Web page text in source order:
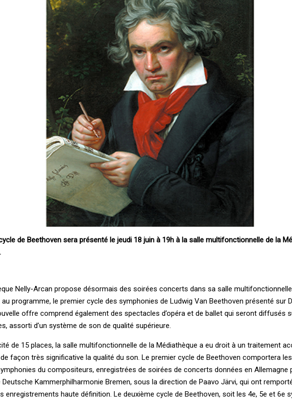
de Beethoven sera présenté le jeudi 18 juin à 19h à la salle multifonctionnelle de la
Nelly-Arcan propose désormais des soirées concerts dans sa salle
programme, le premier cycle des symphonies de Ludwig Van Beethoven présenté sur
offre comprend également des spectacles d’opéra et de ballet qui seront diffusés
assorti d’un système de son de qualité supérieure.
de 15 places, la salle multifonctionnelle de la Médiathèque a eu droit à un traitement
façon très significative la qualité du son. Le premier cycle de Beethoven comportera
du compositeurs, enregistrées de soirées de concerts données en Allemagne
Deutsche Kammerphilharmonie Bremen, sous la direction de Paavo Järvi, qui ont
enregistrements haute définition. Le deuxième cycle de Beethoven, soit les 4e, 5e et 6e